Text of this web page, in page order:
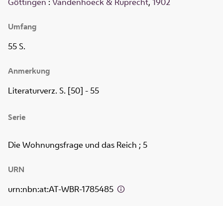
Umfang
55 S.
Anmerkung
Literaturverz. S. [50] - 55
Serie
Die Wohnungsfrage und das Reich ; 5
URN
urn:nbn:at:AT-WBR-1785485